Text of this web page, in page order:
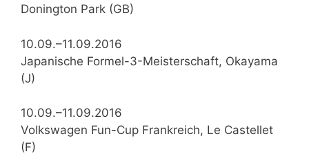
Donington Park (GB)
10.09.–11.09.2016
Japanische Formel-3-Meisterschaft, Okayama
(J)
10.09.–11.09.2016
Volkswagen Fun-Cup Frankreich, Le Castellet
(F)